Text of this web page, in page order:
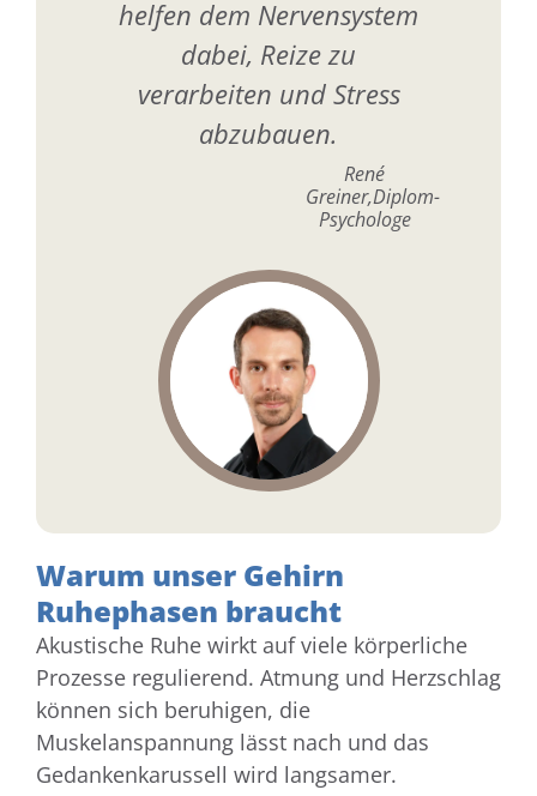
helfen dem Nervensystem
dabei, Reize zu
verarbeiten und Stress
abzubauen.
René
Greiner,Diplom-
Psychologe
Warum unser Gehirn
Ruhephasen braucht
Akustische Ruhe wirkt auf viele körperliche
Prozesse regulierend. Atmung und Herzschlag
können sich beruhigen, die
Muskelanspannung lässt nach und das
Gedankenkarussell wird langsamer.